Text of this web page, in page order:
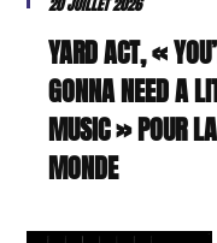
YARD ACT, «
GONNA NEED A
MUSIC » POUR
MONDE